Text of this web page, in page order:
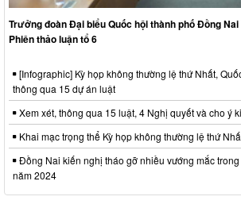
Trưởng đoàn Đại biểu Quốc hội thành phố Đồng Nai
Phiên thảo luận tổ 6
[Infographic] Kỳ họp không thường lệ thứ Nhất,
thông qua 15 dự án luật
Xem xét, thông qua 15 luật, 4 Nghị quyết và cho ý
Khai mạc trọng thể Kỳ họp không thường lệ thứ
Đồng Nai kiến nghị tháo gỡ nhiều vướng mắc
năm 2024